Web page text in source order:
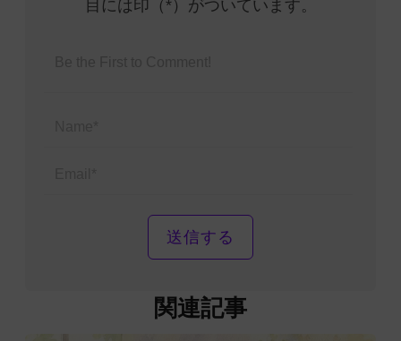
目には印（*）がついています。
関連記事